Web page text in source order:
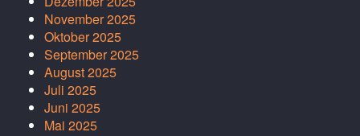
November 2025
Oktober 2025
September 2025
August 2025
Juli 2025
Juni 2025
Mai 2025